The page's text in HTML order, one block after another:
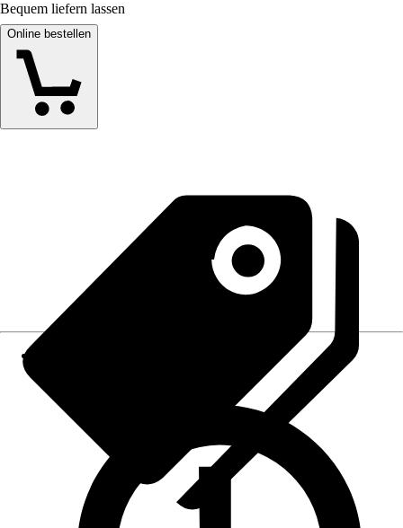
Bequem liefern lassen
Online bestellen